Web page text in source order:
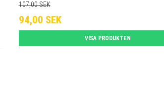
107,00 SEK
94,00 SEK
VISA PRODUKTEN